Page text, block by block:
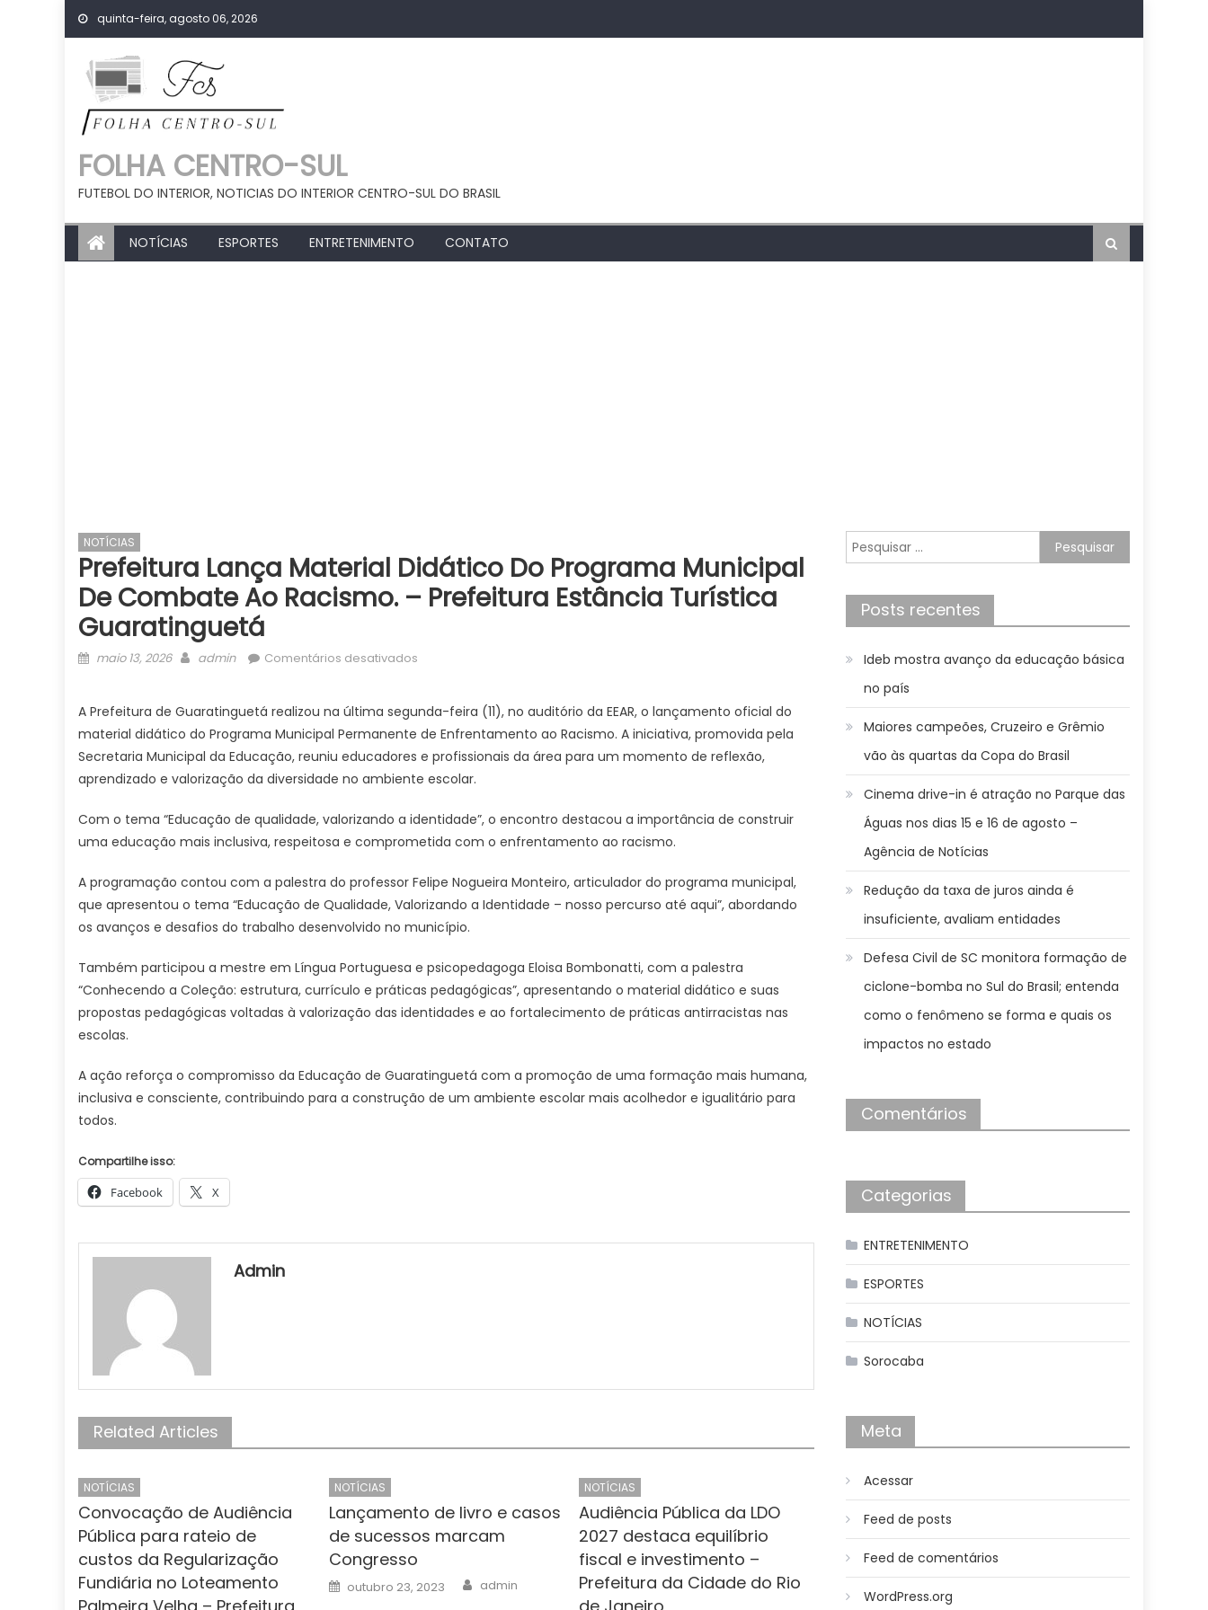
Skip
content
quinta-feira, agosto 06, 2026
FOLHA CENTRO-SUL
FUTEBOL DO INTERIOR, NOTICIAS DO INTERIOR CENTRO-SUL DO BRASIL
NOTÍCIAS ESPORTES ENTRETENIMENTO CONTATO
NOTÍCIAS
Prefeitura Lança Material Didático Do Programa Municipal
De Combate Ao Racismo. – Prefeitura Estância Turística
Guaratinguetá
Posted
maio 13, 2026 Author
admin Comentários desativados
material
didático
do
Programa
de
Combate
Racismo.
–
Prefeitura
Turística
Guaratinguetá
A Prefeitura de Guaratinguetá realizou na última segunda-feira (11), no auditório da EEAR, o lançamento oficial do
material didático do Programa Municipal Permanente de Enfrentamento ao Racismo. A iniciativa, promovida pela
Secretaria Municipal da Educação, reuniu educadores e profissionais da área para um momento de reflexão,
aprendizado e valorização da diversidade no ambiente escolar.
Com o tema “Educação de qualidade, valorizando a identidade”, o encontro destacou a importância de construir
uma educação mais inclusiva, respeitosa e comprometida com o enfrentamento ao racismo.
A programação contou com a palestra do professor Felipe Nogueira Monteiro, articulador do programa municipal,
que apresentou o tema “Educação de Qualidade, Valorizando a Identidade – nosso percurso até aqui”, abordando
os avanços e desafios do trabalho desenvolvido no município.
Também participou a mestre em Língua Portuguesa e psicopedagoga Eloisa Bombonatti, com a palestra
“Conhecendo a Coleção: estrutura, currículo e práticas pedagógicas”, apresentando o material didático e suas
propostas pedagógicas voltadas à valorização das identidades e ao fortalecimento de práticas antirracistas nas
escolas.
A ação reforça o compromisso da Educação de Guaratinguetá com a promoção de uma formação mais humana,
inclusiva e consciente, contribuindo para a construção de um ambiente escolar mais acolhedor e igualitário para
todos.
Compartilhe isso:
Facebook X
Admin
Related Articles
NOTÍCIAS
Convocação de Audiência
Pública para rateio de
custos da Regularização
Fundiária no Loteamento
NOTÍCIAS
Lançamento de livro e casos
de sucessos marcam
Congresso
Posted
on
outubro 23, 2023 Author
admin
NOTÍCIAS
Audiência Pública da LDO
2027 destaca equilíbrio
fiscal e investimento –
Prefeitura da Cidade do Rio
Pesquisar
por:
Posts recentes
Ideb mostra avanço da educação básica
no país
Maiores campeões, Cruzeiro e Grêmio
vão às quartas da Copa do Brasil
Cinema drive-in é atração no Parque das
Águas nos dias 15 e 16 de agosto –
Agência de Notícias
Redução da taxa de juros ainda é
insuficiente, avaliam entidades
Defesa Civil de SC monitora formação de
ciclone-bomba no Sul do Brasil; entenda
como o fenômeno se forma e quais os
impactos no estado
Comentários
Categorias
ENTRETENIMENTO
ESPORTES
NOTÍCIAS
Sorocaba
Meta
Acessar
Feed de posts
Feed de comentários
WordPress.org